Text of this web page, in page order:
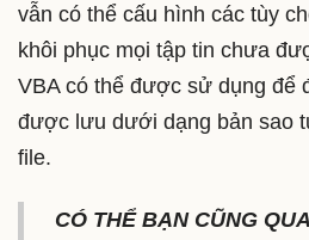
vẫn có thể cấu hình các tùy
khôi phục mọi tập tin chưa
VBA có thể được sử dụng để
được lưu dưới dạng bản sao
file.
CÓ THỂ BẠN CŨNG